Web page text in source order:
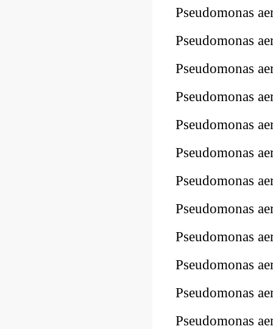
Pseudomonas
Pseudomonas
Pseudomonas
Pseudomonas
Pseudomonas
Pseudomonas
Pseudomonas
Pseudomonas
Pseudomonas
Pseudomonas
Pseudomonas
Pseudomonas